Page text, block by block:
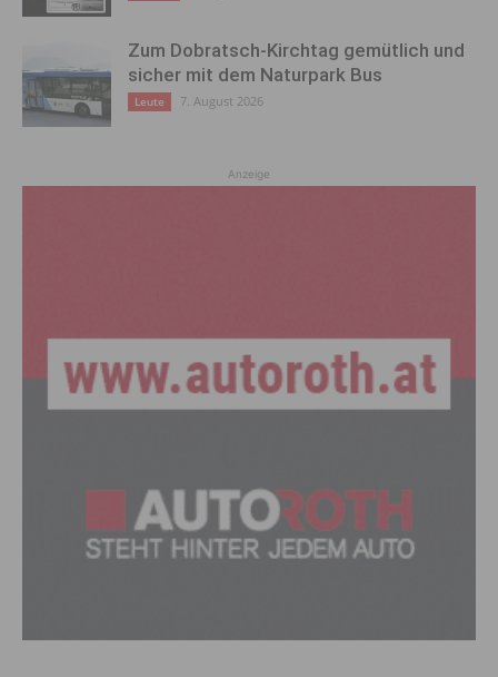
Zum Dobratsch-Kirchtag gemütlich und
sicher mit dem Naturpark Bus
Leute 7. August 2026
Anzeige